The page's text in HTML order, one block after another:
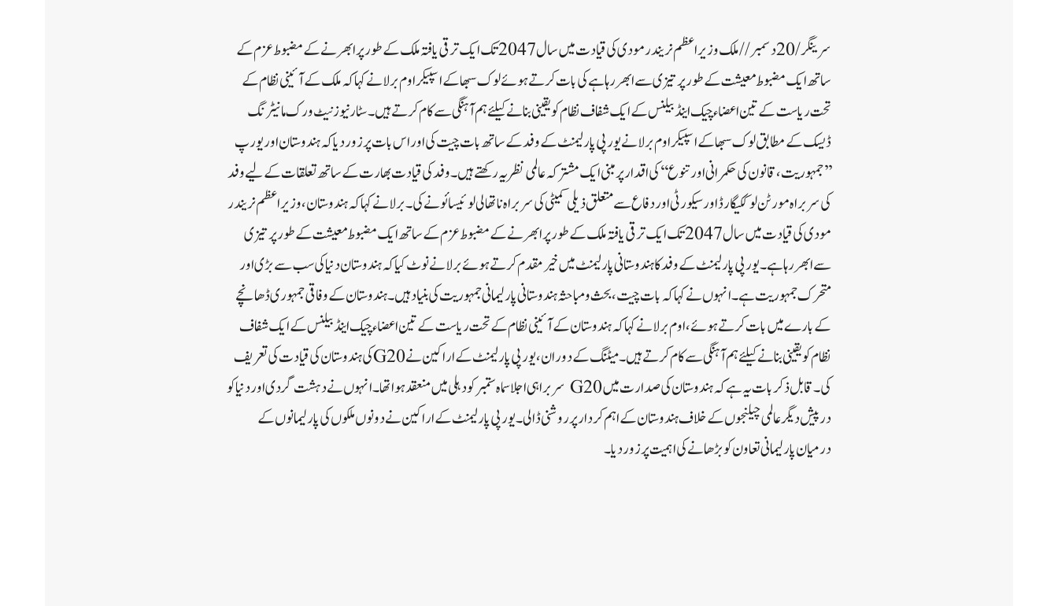
سرینگر /20دسمبر//ملک وزیر اعظم نریندر مودی کی قیادت میں سال 2047تک ایک ترقی یافتہ ملک کے طور پر ابھرنے کے مضبوط عزم کے
ساتھ ایک مضبوط معیشت کے طور پر تیزی سے ابھر رہا ہے کی بات کرتے ہوئے لوک سبھا کے اسپیکر اوم برلا نے کہا کہ ملک کے آئینی نظام کے
تحت ریاست کے تین اعضاء چیک اینڈ بیلنس کے ایک شفاف نظام کو یقینی بنانے کیلئے ہم آہنگی سے کام کرتے ہیں۔ سٹار نیوز نیٹ ورک مانیٹرنگ
ڈیسک کے مطابق لوک سبھا کے اسپیکر اوم برلا نے یورپی پارلیمنٹ کے وفد کے ساتھ بات چیت کی اور اس بات پر زور دیا کہ ہندوستان اور یورپ
’’جمہوریت، قانون کی حکمرانی اور تنوع‘‘ کی اقدار پر مبنی ایک مشترکہ عالمی نظریہ رکھتے ہیں۔ وفد کی قیادت بھارت کے ساتھ تعلقات کے لیے وفد
کی سربراہ مورٹن لوککیگارڈ اور سیکورٹی اور دفاع سے متعلق ذیلی کمیٹی کی سربراہ ناتھالی لوئیسائو نے کی۔ برلا نے کہا کہ ہندوستان، وزیر اعظم نریندر
مودی کی قیادت میں سال 2047تک ایک ترقی یافتہ ملک کے طور پر ابھرنے کے مضبوط عزم کے ساتھ ایک مضبوط معیشت کے طور پر تیزی
سے ابھر رہا ہے۔ یورپی پارلیمنٹ کے وفد کا ہندوستانی پارلیمنٹ میں خیرمقدم کرتے ہوئے برلا نے نوٹ کیا کہ ہندوستان دنیا کی سب سے بڑی اور
متحرک جمہوریت ہے۔ انہوں نے کہا کہ بات چیت، بحث و مباحثہ ہندوستانی پارلیمانی جمہوریت کی بنیاد ہیں۔ ہندوستان کے وفاقی جمہوری ڈھانچے
کے بارے میں بات کرتے ہوئے، اوم برلا نے کہا کہ ہندوستان کے آئینی نظام کے تحت ریاست کے تین اعضاء چیک اینڈ بیلنس کے ایک شفاف
نظام کو یقینی بنانے کیلئے ہم آہنگی سے کام کرتے ہیں۔ میٹنگ کے دوران، یورپی پارلیمنٹ کے اراکین نے G20کی ہندوستان کی قیادت کی تعریف
کی۔ قابل ذکر بات یہ ہے کہ ہندوستان کی صدارت میں G20 سربراہی اجلاسماہ ستمبر کو دہلی میں منعقد ہوا تھا۔ انہوں نے دہشت گردی اور دنیا کو
درپیش دیگر عالمی چیلنجوں کے خلاف ہندوستان کے اہم کردار پر روشنی ڈالی۔ یورپی پارلیمنٹ کے اراکین نے دونوں ملکوں کی پارلیمانوں کے
درمیان پارلیمانی تعاون کو بڑھانے کی اہمیت پر زور دیا۔